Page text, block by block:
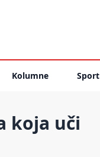
Kolumne Sport
koja uči